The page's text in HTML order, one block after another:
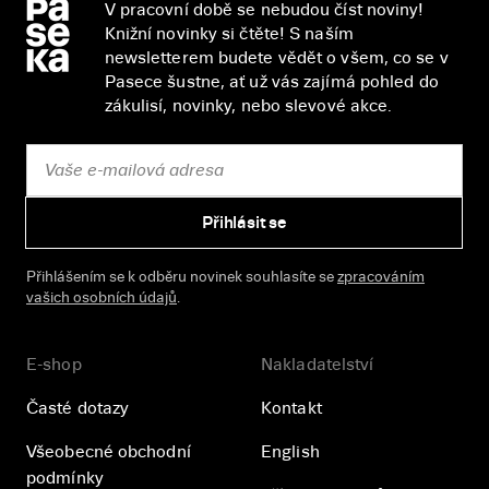
V pracovní době se nebudou číst noviny!
Knižní novinky si čtěte! S naším
newsletterem budete vědět o všem, co se v
Pasece šustne, ať už vás zajímá pohled do
zákulisí, novinky, nebo slevové akce.
Přihlásit se
Přihlášením se k odběru novinek souhlasíte se zpracováním
vašich osobních údajů
E-shop
Časté dotazy
Všeobecné obchodní
podmínky
Nakladatelství
Kontakt
English